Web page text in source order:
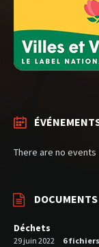
There are no events
Déchets
29 juin 2022 6